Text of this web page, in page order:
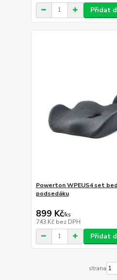
Přidat
Powerton WPEUS4 set
podsedáku
899 Kč/ks
743 Kč bez DPH
Přidat
strana